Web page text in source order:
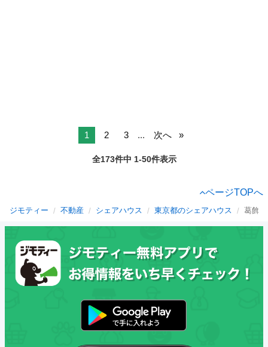
1 2 3 ... 次へ
全173件中 1-50件表示
ページTOPへ
ジモティー 不動産 シェアハウス 東京都のシェアハウス 葛飾